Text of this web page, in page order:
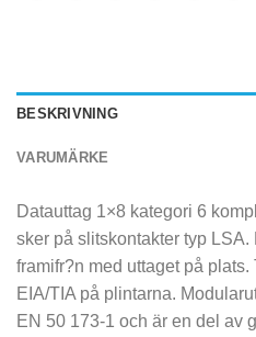
BESKRIVNING
VARUMÄRKE
Datauttag 1×8 kategori 6
sker på slitskontakter typ
framifr?n med uttaget på
EIA/TIA på plintarna.
EN 50 173-1 och är en del av